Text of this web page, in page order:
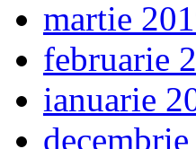
martie
februarie
ianuarie